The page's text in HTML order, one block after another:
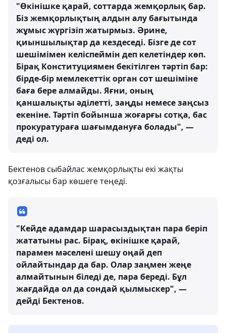
"Өкінішке қарай, соттарда жемқорлық бар.
Біз жемқорлықтың алдын алу бағытында
жұмыс жүргізіп жатырмыз. Әрине,
қиыншылықтар да кездеседі. Бізге де сот
шешімімен келіспеймін деп келетіндер көп.
Бірақ Конституциямен бекітілген тәртіп бар:
бірде-бір мемлекеттік орган сот шешіміне
баға бере алмайды. Яғни, оның
қаншалықты әділетті, заңды немесе заңсыз
екеніне. Тәртіп бойынша жоғарғы сотқа, бас
прокуратураға шағымдануға болады", —
деді ол.
Бектенов сыбайлас жемқорлықты екі жақты
қозғалысы бар көшеге теңеді.
"Кейде адамдар шарасыздықтан пара беріп
жататыны рас. Бірақ, өкінішке қарай,
парамен мәселені шешу оңай деп
ойлайтындар да бар. Олар заңмен жеңе
алмайтынын біледі де, пара береді. Бұл
жағдайда ол да сондай қылмыскер", —
дейді Бектенов.